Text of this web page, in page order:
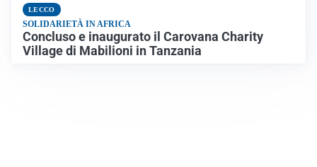
LECCO
SOLIDARIETÀ IN AFRICA
Concluso e inaugurato il Carovana Charity
Village di Mabilioni in Tanzania